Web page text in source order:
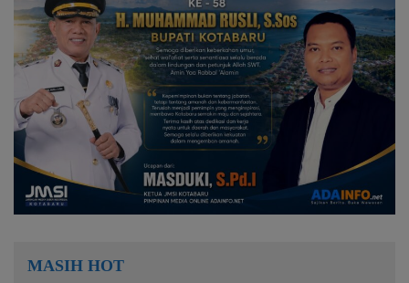
MASIH HOT